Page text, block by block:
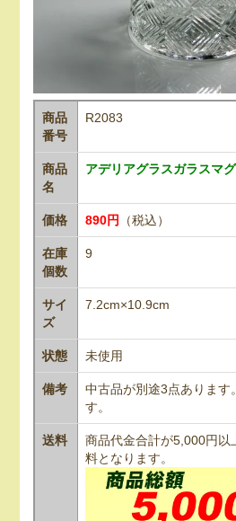
商品
番号
R2083
商品
名
アデリアグラスガラスマ
価格 890円 （税込）
在庫
個数
9
サイ
ズ
7.2cm×10.9cm
状態 未使用
備考
中古品が別途3点ありま
す。
送料
商品代金合計が5,000円以
料となります。